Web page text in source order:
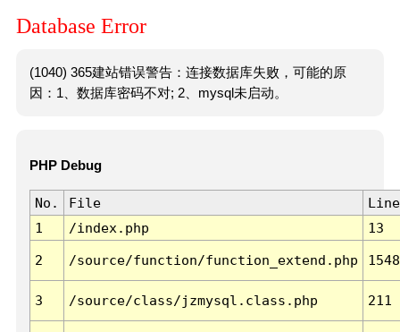
Database Error
(1040) 365建站错误警告：连接数据库失败，可能的原
因：1、数据库密码不对; 2、mysql未启动。
PHP Debug
No. File
Line
1
/index.php 13
2 /source/function/function_extend.php 1548
3 /source/class/jzmysql.class.php 211